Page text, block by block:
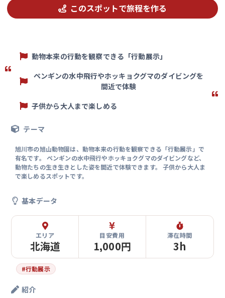
このスポットで旅程を作る
動物本来の行動を観察できる「行動展示」
ペンギンの水中飛行やホッキョクグマのダイビングを
間近で体験
子供から大人まで楽しめる
テーマ
旭川市の旭山動物園は、動物本来の行動を観察できる「行動展示」で
有名です。 ペンギンの水中飛行やホッキョクグマのダイビングなど、
動物たちの生き生きとした姿を間近で体験できます。 子供から大人ま
で楽しめるスポットです。
基本データ
エリア
北海道
目安費用
1,000円
滞在時間
3h
#行動展示
紹介